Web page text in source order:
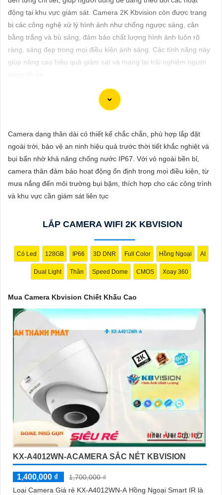
ĐẶT
PHỤ
KIỆN
VẤN
DỊCH
VỤ
động tại khu vực giám sát. Camera 2K Kbvision còn được trang
bị các công nghệ xử lý hình ảnh như chống ngược sáng, cân
bằng trắng và bù sáng, đảm bảo chất lượng hình ảnh luôn rõ
ràng, sáng đẹp trong mọi điều kiện ánh sáng. Các tính năng này
giúp nâng cao hiệu quả giám sát và mang lại trải nghiệm người
Để giúp bạn viết tư giới thiệu cho việc mua Camera Kbvision với
chiết khấu cao và hình ảnh chất lượng sắc nét, bạn có thể sử
thống giám sát của bạn? Hãy đến với Camera Kbvision - thương
giám sát chuyên nghiệp. Hãy đầu tư vào Camera Kbvision và
yên tâm bảo vệ gia đình và tài sản của bạn ngay hôm nay!"
Bạn có thể điều chỉnh và thêm vào nội dung trên để phù hợp với
nhu cầu cụ thể của bạn. Chúc bạn thành công!
Camera dạng thân dài có thiết kế chắc chắn, phù hợp lắp đặt
ngoài trời, bảo vệ an ninh hiệu quả trước thời tiết khắc nghiệt và
bụi bẩn nhờ khả năng chống nước IP67. Với vỏ ngoài bền bỉ,
camera thân đảm bảo hoạt động ổn định trong mọi điều kiện, từ
mưa nắng đến môi trường bụi bặm, thích hợp cho các công trình
và khu vực cần giám sát liên tục
LẮP CAMERA WIFI 2K KBVISION
Có Led 128GB IP66 3D DNR Full Color Hồng Ngoại AI
Dual Light Thân Speed Dome CMOS Xoay 360
Mua Camera Kbvision Chiết Khấu Cao
KX-A4012WN-ACAMERA SẮC NÉT KBVISION
1,400,000 ₫
1,700,000 ₫
Loại Camera Giá rẻ KX-A4012WN-A Hồng Ngoại Smart IR là